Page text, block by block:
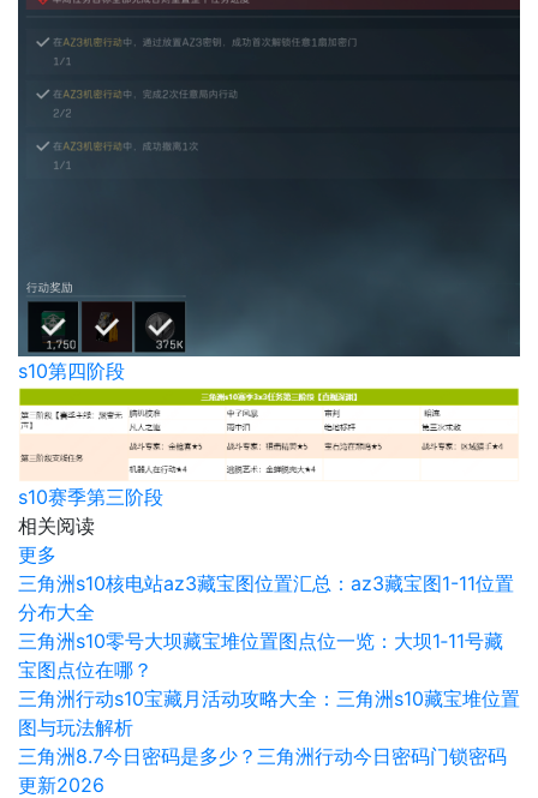
s10第四阶段
s10赛季第三阶段
相关阅读
更多
三角洲s10核电站az3藏宝图位置汇总：az3藏宝图1-11位置
分布大全
三角洲s10零号大坝藏宝堆位置图点位一览：大坝1‑11号藏
宝图点位在哪？
三角洲行动s10宝藏月活动攻略大全：三角洲s10藏宝堆位置
图与玩法解析
三角洲8.7今日密码是多少？三角洲行动今日密码门锁密码
更新2026